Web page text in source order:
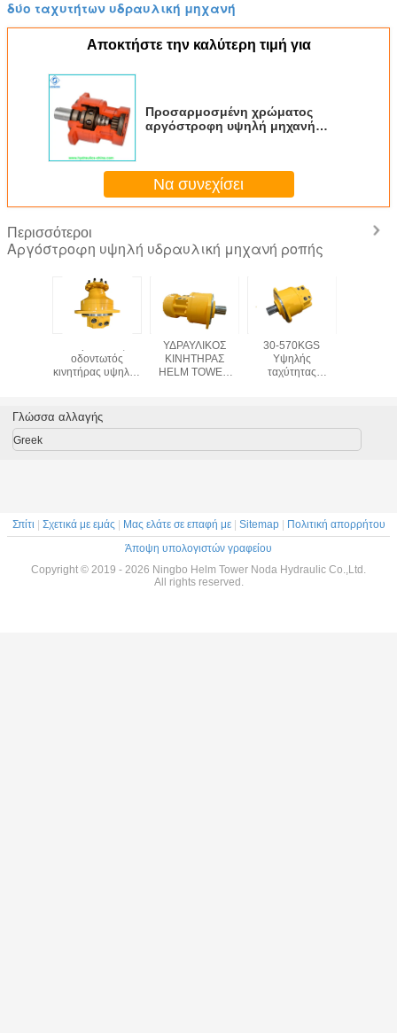
δύο ταχυτήτων υδραυλική μηχανή
Αποκτήστε την καλύτερη τιμή για
Προσαρμοσμένη χρώματος
αργόστροφη υψηλή μηχανή
Rolly
Να συνεχίσει
Περισσότεροι
Αργόστροφη υψηλή υδραυλική μηχανή ροπής
οδοντωτός
κινητήρας υψηλής
ΥΔΡΑΥΛΙΚΟΣ
ΚΙΝΗΤΗΡΑΣ
HELM TOWER
για Μηχανήματα
30-570KGS
Υψηλής
ταχύτητας
απόδοση
Γλώσσα αλλαγής
Greek
Σπίτι Σχετικά με εμάς Μας ελάτε σε επαφή με| Sitemap|
Πολιτική απορρήτου
Άποψη υπολογιστών γραφείου
Copyright © 2019 - 2026 Ningbo Helm Tower Noda Hydraulic Co.,Ltd.
All rights reserved.